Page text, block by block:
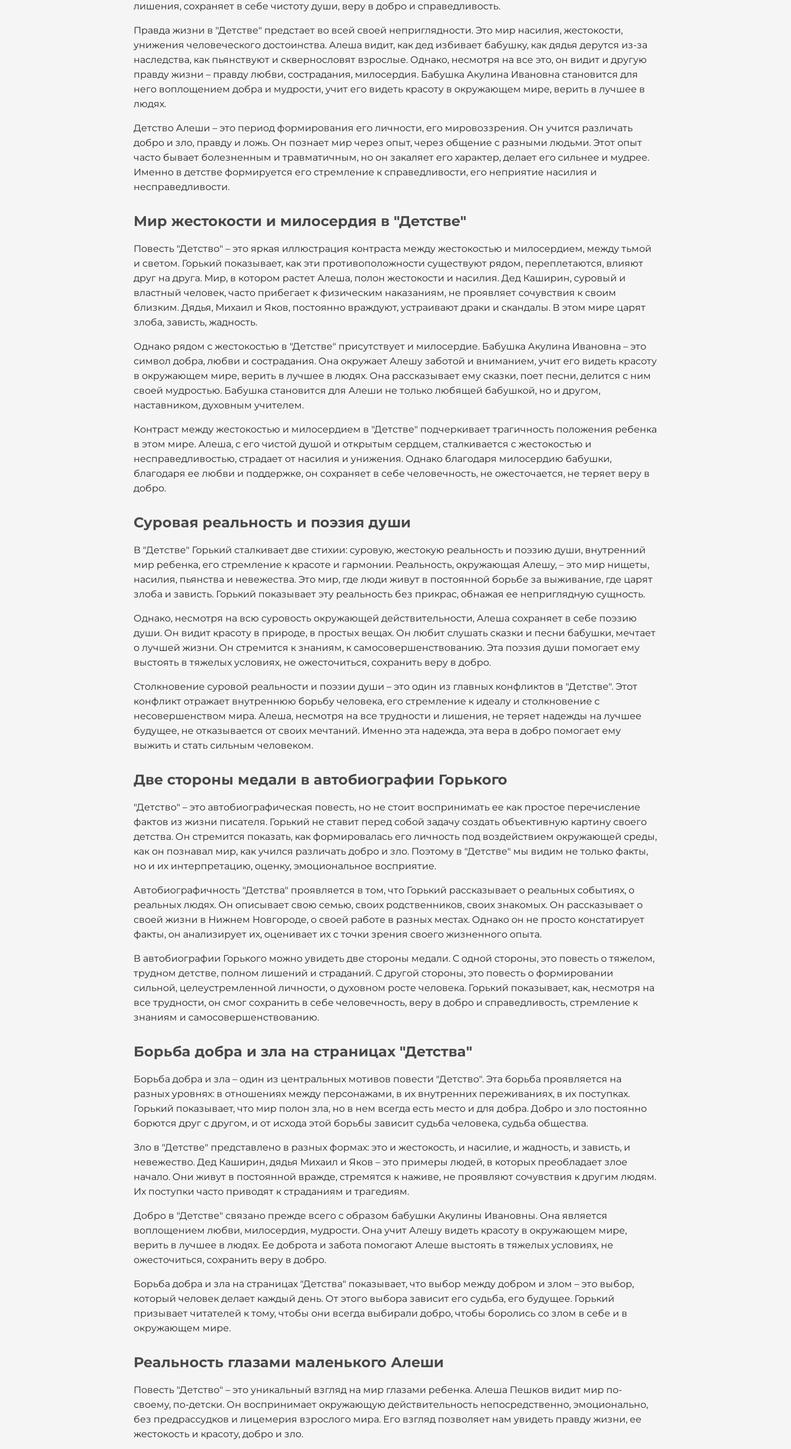
лишения, сохраняет в себе чистоту души, веру в добро и справедливость.
Правда жизни в "Детстве" предстает во всей своей неприглядности. Это мир насилия, жестокости,
унижения человеческого достоинства. Алеша видит, как дед избивает бабушку, как дядья дерутся из-за
наследства, как пьянствуют и сквернословят взрослые. Однако, несмотря на все это, он видит и другую
правду жизни – правду любви, сострадания, милосердия. Бабушка Акулина Ивановна становится для
него воплощением добра и мудрости, учит его видеть красоту в окружающем мире, верить в лучшее в
людях.
Детство Алеши – это период формирования его личности, его мировоззрения. Он учится различать
добро и зло, правду и ложь. Он познает мир через опыт, через общение с разными людьми. Этот опыт
часто бывает болезненным и травматичным, но он закаляет его характер, делает его сильнее и мудрее.
Именно в детстве формируется его стремление к справедливости, его неприятие насилия и
несправедливости.
Мир жестокости и милосердия в "Детстве"
Повесть "Детство" – это яркая иллюстрация контраста между жестокостью и милосердием, между тьмой
и светом. Горький показывает, как эти противоположности существуют рядом, переплетаются, влияют
друг на друга. Мир, в котором растет Алеша, полон жестокости и насилия. Дед Каширин, суровый и
властный человек, часто прибегает к физическим наказаниям, не проявляет сочувствия к своим
близким. Дядья, Михаил и Яков, постоянно враждуют, устраивают драки и скандалы. В этом мире царят
злоба, зависть, жадность.
Однако рядом с жестокостью в "Детстве" присутствует и милосердие. Бабушка Акулина Ивановна – это
символ добра, любви и сострадания. Она окружает Алешу заботой и вниманием, учит его видеть красоту
в окружающем мире, верить в лучшее в людях. Она рассказывает ему сказки, поет песни, делится с ним
своей мудростью. Бабушка становится для Алеши не только любящей бабушкой, но и другом,
наставником, духовным учителем.
Контраст между жестокостью и милосердием в "Детстве" подчеркивает трагичность положения ребенка
в этом мире. Алеша, с его чистой душой и открытым сердцем, сталкивается с жестокостью и
несправедливостью, страдает от насилия и унижения. Однако благодаря милосердию бабушки,
благодаря ее любви и поддержке, он сохраняет в себе человечность, не ожесточается, не теряет веру в
добро.
Суровая реальность и поэзия души
В "Детстве" Горький сталкивает две стихии: суровую, жестокую реальность и поэзию души, внутренний
мир ребенка, его стремление к красоте и гармонии. Реальность, окружающая Алешу, – это мир нищеты,
насилия, пьянства и невежества. Это мир, где люди живут в постоянной борьбе за выживание, где царят
злоба и зависть. Горький показывает эту реальность без прикрас, обнажая ее неприглядную сущность.
Однако, несмотря на всю суровость окружающей действительности, Алеша сохраняет в себе поэзию
души. Он видит красоту в природе, в простых вещах. Он любит слушать сказки и песни бабушки, мечтает
о лучшей жизни. Он стремится к знаниям, к самосовершенствованию. Эта поэзия души помогает ему
выстоять в тяжелых условиях, не ожесточиться, сохранить веру в добро.
Столкновение суровой реальности и поэзии души – это один из главных конфликтов в "Детстве". Этот
конфликт отражает внутреннюю борьбу человека, его стремление к идеалу и столкновение с
несовершенством мира. Алеша, несмотря на все трудности и лишения, не теряет надежды на лучшее
будущее, не отказывается от своих мечтаний. Именно эта надежда, эта вера в добро помогает ему
выжить и стать сильным человеком.
Две стороны медали в автобиографии Горького
"Детство" – это автобиографическая повесть, но не стоит воспринимать ее как простое перечисление
фактов из жизни писателя. Горький не ставит перед собой задачу создать объективную картину своего
детства. Он стремится показать, как формировалась его личность под воздействием окружающей среды,
как он познавал мир, как учился различать добро и зло. Поэтому в "Детстве" мы видим не только факты,
но и их интерпретацию, оценку, эмоциональное восприятие.
Автобиографичность "Детства" проявляется в том, что Горький рассказывает о реальных событиях, о
реальных людях. Он описывает свою семью, своих родственников, своих знакомых. Он рассказывает о
своей жизни в Нижнем Новгороде, о своей работе в разных местах. Однако он не просто констатирует
факты, он анализирует их, оценивает их с точки зрения своего жизненного опыта.
В автобиографии Горького можно увидеть две стороны медали. С одной стороны, это повесть о тяжелом,
трудном детстве, полном лишений и страданий. С другой стороны, это повесть о формировании
сильной, целеустремленной личности, о духовном росте человека. Горький показывает, как, несмотря на
все трудности, он смог сохранить в себе человечность, веру в добро и справедливость, стремление к
знаниям и самосовершенствованию.
Борьба добра и зла на страницах "Детства"
Борьба добра и зла – один из центральных мотивов повести "Детство". Эта борьба проявляется на
разных уровнях: в отношениях между персонажами, в их внутренних переживаниях, в их поступках.
Горький показывает, что мир полон зла, но в нем всегда есть место и для добра. Добро и зло постоянно
борются друг с другом, и от исхода этой борьбы зависит судьба человека, судьба общества.
Зло в "Детстве" представлено в разных формах: это и жестокость, и насилие, и жадность, и зависть, и
невежество. Дед Каширин, дядья Михаил и Яков – это примеры людей, в которых преобладает злое
начало. Они живут в постоянной вражде, стремятся к наживе, не проявляют сочувствия к другим людям.
Их поступки часто приводят к страданиям и трагедиям.
Добро в "Детстве" связано прежде всего с образом бабушки Акулины Ивановны. Она является
воплощением любви, милосердия, мудрости. Она учит Алешу видеть красоту в окружающем мире,
верить в лучшее в людях. Ее доброта и забота помогают Алеше выстоять в тяжелых условиях, не
ожесточиться, сохранить веру в добро.
Борьба добра и зла на страницах "Детства" показывает, что выбор между добром и злом – это выбор,
который человек делает каждый день. От этого выбора зависит его судьба, его будущее. Горький
призывает читателей к тому, чтобы они всегда выбирали добро, чтобы боролись со злом в себе и в
окружающем мире.
Реальность глазами маленького Алеши
Повесть "Детство" – это уникальный взгляд на мир глазами ребенка. Алеша Пешков видит мир по-
своему, по-детски. Он воспринимает окружающую действительность непосредственно, эмоционально,
без предрассудков и лицемерия взрослого мира. Его взгляд позволяет нам увидеть правду жизни, ее
жестокость и красоту, добро и зло.